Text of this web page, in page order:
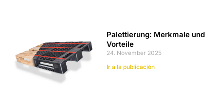
Palettierung: Merkmale und
Vorteile
24. November 2025
Ir a la publicación